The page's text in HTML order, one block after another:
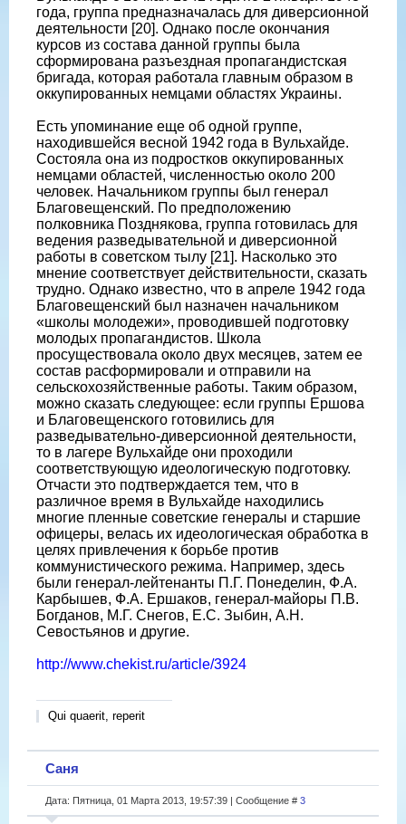
года, группа предназначалась для диверсионной
деятельности [20]. Однако после окончания
курсов из состава данной группы была
сформирована разъездная пропагандистская
бригада, которая работала главным образом в
оккупированных немцами областях Украины.
Есть упоминание еще об одной группе,
находившейся весной 1942 года в Вульхайде.
Состояла она из подростков оккупированных
немцами областей, численностью около 200
человек. Начальником группы был генерал
Благовещенский. По предположению
полковника Позднякова, группа готовилась для
ведения разведывательной и диверсионной
работы в советском тылу [21]. Насколько это
мнение соответствует действительности, сказать
трудно. Однако известно, что в апреле 1942 года
Благовещенский был назначен начальником
«школы молодежи», проводившей подготовку
молодых пропагандистов. Школа
просуществовала около двух месяцев, затем ее
состав расформировали и отправили на
сельскохозяйственные работы. Таким образом,
можно сказать следующее: если группы Ершова
и Благовещенского готовились для
разведывательно-диверсионной деятельности,
то в лагере Вульхайде они проходили
соответствующую идеологическую подготовку.
Отчасти это подтверждается тем, что в
различное время в Вульхайде находились
многие пленные советские генералы и старшие
офицеры, велась их идеологическая обработка в
целях привлечения к борьбе против
коммунистического режима. Например, здесь
были генерал-лейтенанты П.Г. Понеделин, Ф.А.
Карбышев, Ф.А. Ершаков, генерал-майоры П.В.
Богданов, М.Г. Снегов, Е.С. Зыбин, А.Н.
Севостьянов и другие.
http://www.chekist.ru/article/3924
Qui quaerit, reperit
Саня
Дата: Пятница, 01 Марта 2013, 19:57:39 | Сообщение # 3